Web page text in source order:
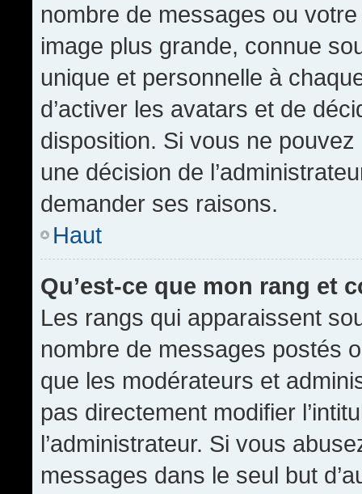
nombre de messages ou
image plus grande, connue
unique et personnelle à
d’activer les avatars et de
disposition. Si vous ne pouvez
une décision de
demander ses raisons.
Haut
Qu’est-ce que mon rang et
Les rangs qui apparaissent
nombre de messages postés
que les modérateurs et
pas directement modifier
l’administrateur. Si vous
messages dans le seul but